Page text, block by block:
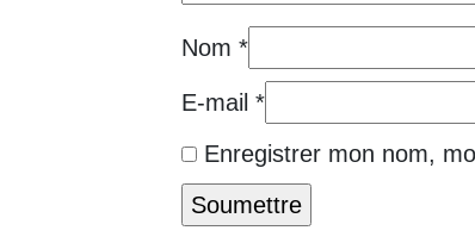
Nom *
E-mail *
Enregistrer mon nom,